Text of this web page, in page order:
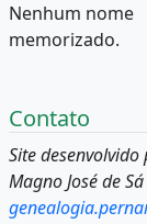
Nenhum nome
memorizado.
Contato
Site desenvolvido
Magno José de